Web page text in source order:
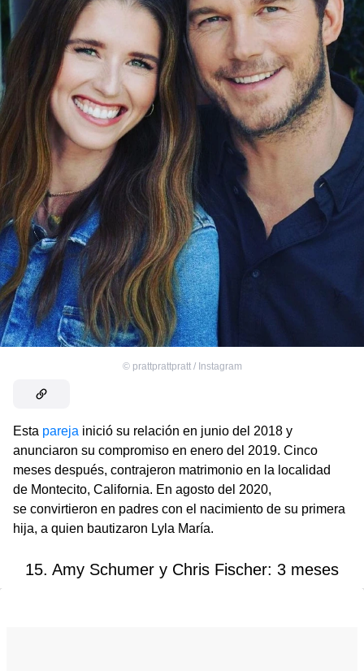
© prattprattpratt / Instagram
Esta pareja inició su relación en junio del 2018 y
anunciaron su compromiso en enero del 2019. Cinco
meses después, contrajeron matrimonio en la localidad
de Montecito, California. En agosto del 2020,
se convirtieron en padres con el nacimiento de su primera
hija, a quien bautizaron Lyla María.
15. Amy Schumer y Chris Fischer: 3 meses